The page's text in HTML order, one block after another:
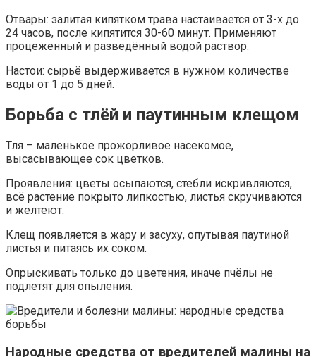
Отвары: залитая кипятком трава настаивается от 3-х до
24 часов, после кипятится 30-60 минут. Применяют
процеженный и разведённый водой раствор.
Настои: сырьё выдерживается в нужном количестве
воды от 1 до 5 дней.
Борьба с тлёй и паутинным клещом
Тля – маленькое прожорливое насекомое,
высасывающее сок цветков.
Проявления: цветы осыпаются, стебли искривляются,
всё растение покрыто липкостью, листья скручиваются
и желтеют.
Клещ появляется в жару и засуху, опутывая паутиной
листья и питаясь их соком.
Опрыскивать только до цветения, иначе пчёлы не
подлетят для опыления.
Народные средства от вредителей малины на